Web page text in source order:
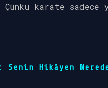
karate sadece
Senin Hikâyen